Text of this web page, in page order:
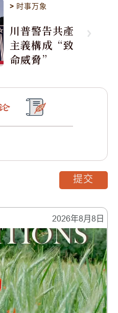
> 时事万象
川普警告共產
主義構成“致
命威脅”
2026年8月8日
提交